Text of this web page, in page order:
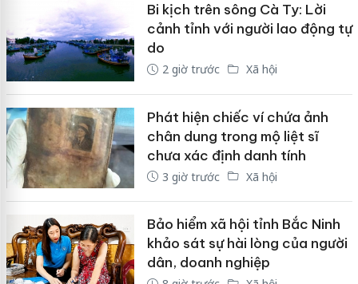
Bi kịch trên sông Cà Ty: Lời
cảnh tỉnh với người lao động tự
do
2 giờ trước Xã hội
Phát hiện chiếc ví chứa ảnh
chân dung trong mộ liệt sĩ
chưa xác định danh tính
3 giờ trước Xã hội
Bảo hiểm xã hội tỉnh Bắc Ninh
khảo sát sự hài lòng của người
dân, doanh nghiệp